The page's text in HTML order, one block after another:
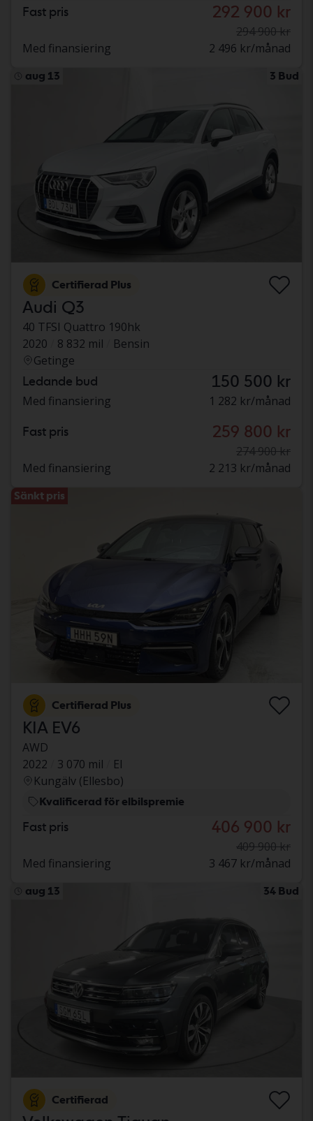
Fast pris 292 900 kr
294 900 kr
Med finansiering
2 496 kr/månad
aug 13 3 Bud
Certifierad Plus
Audi Q3
40 TFSI Quattro 190hk
2020
8 832 mil
Bensin
Getinge
Ledande bud 150 500 kr
Med finansiering 1 282 kr/månad
Fast pris 259 800 kr
274 900 kr
Med finansiering
2 213 kr/månad
Sänkt pris
Certifierad Plus
KIA EV6
AWD
2022
3 070 mil
El
Kungälv (Ellesbo)
Kvalificerad för elbilspremie
Fast pris 406 900 kr
409 900 kr
Med finansiering
3 467 kr/månad
aug 13 34 Bud
Certifierad